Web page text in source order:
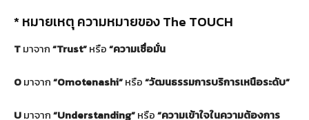
* หมายเหตุ ความหมายของ The TOUCH
Tมาจาก“Trust”หรือ“ความเชื่อมั่น
Oมาจาก“Omotenashi”หรือ“วัฒนธรรมการบริการเหนือระดับ”
Uมาจาก“Understanding”หรือ“ความเข้าใจในความต้องการ